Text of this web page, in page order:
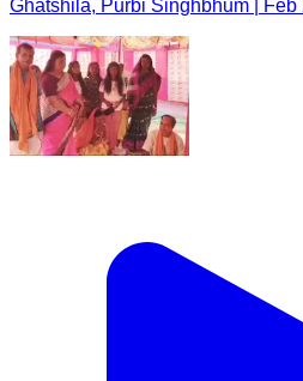
Ghatshila, Purbi Singhbhum | Feb